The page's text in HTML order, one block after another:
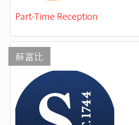
Part-Time Reception
蘇富比